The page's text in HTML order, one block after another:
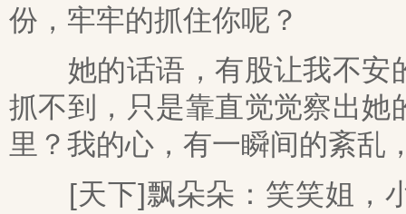
份，牢牢的抓住你呢？
她的话语，有股让我不安
抓不到，只是靠直觉觉察出
里？我的心，有一瞬间的紊乱
[天下]飘朵朵：笑笑姐，小